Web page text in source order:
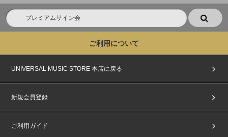
ご利用について
UNIVERSAL MUSIC STORE 本店に戻る
新規会員登録
ご利用ガイド